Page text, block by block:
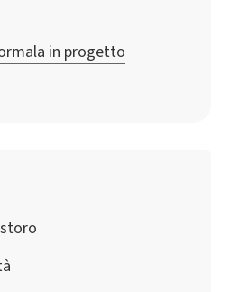
in progetto